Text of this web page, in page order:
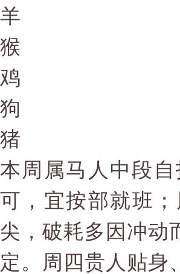
羊
猴
鸡
狗
猪
本周属马人中段
可，宜按部就班
尖，破耗多因冲动
定。周四贵人贴身